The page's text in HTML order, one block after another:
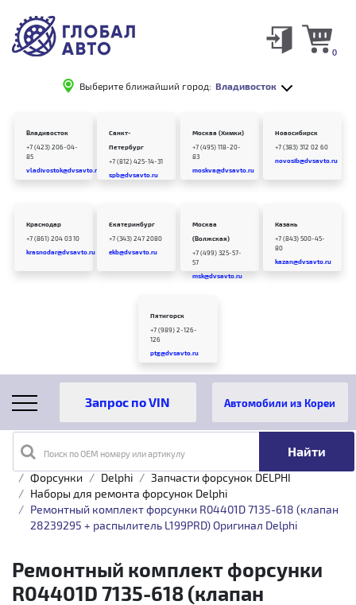
Выберите ближайший город: Владивосток
0
Владивосток
+7 (423) 206-04-
85
vladivostok@dvsavto.ru
Санкт-
Петербург
+7 (812) 425-14-31
spb@dvsavto.ru
Москва (Химки)
+7 (495) 118-20-
83
moskva@dvsavto.ru
Новосибирск
+7 (383) 312 02 60
novosib@dvsavto.ru
Краснодар
+7 (861) 204 03 10
krasnodar@dvsavto.ru
Екатеринбург
+7 (343) 247 2080
ekb@dvsavto.ru
Москва
(Волжская)
+7 (499) 325-57-
57
msk@dvsavto.ru
Казань
+7 (843) 500-45-
80
kazan@dvsavto.ru
Пятигорск
+7 (989) 2-126-
126
ptg@dvsavto.ru
Поиск по OEM номеру или артикулу
Автомобили из Кореи
Главная Каталог товаров
Топливная аппаратура
Форсунки
Delphi
Запчасти форсунок DELPHI
Наборы для ремонта форсунок Delphi
Ремонтный комплект форсунки R04401D 7135-618 (клапан
28239295 + распылитель L199PRD) Оригинал Delphi
Ремонтный комплект форсунки
R04401D 7135-618 (клапан